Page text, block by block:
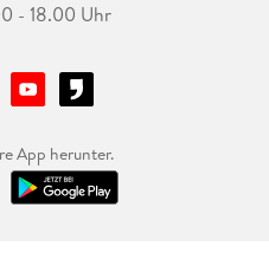
- 18.00 Uhr
App herunter.